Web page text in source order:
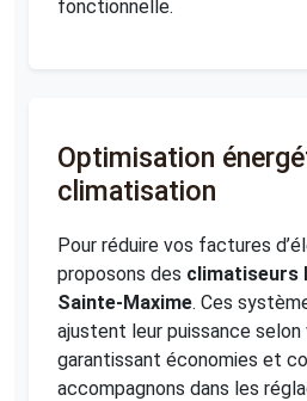
fonctionnelle.
Optimisation
climatisation
Pour réduire vos factures
proposons des climatiseurs
Sainte-Maxime. Ces
ajustent leur puissance selon
garantissant économies et
accompagnons dans les